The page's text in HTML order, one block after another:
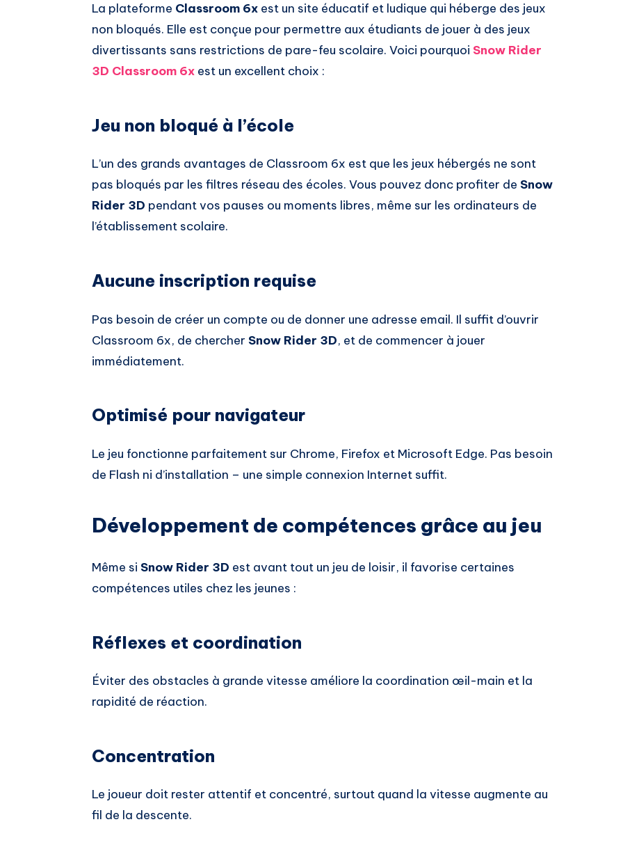
La plateforme Classroom 6x est un site éducatif et ludique qui héberge des jeux
non bloqués. Elle est conçue pour permettre aux étudiants de jouer à des jeux
divertissants sans restrictions de pare-feu scolaire. Voici pourquoi Snow Rider
3D Classroom 6x est un excellent choix :
Jeu non bloqué à l’école
L’un des grands avantages de Classroom 6x est que les jeux hébergés ne sont
pas bloqués par les filtres réseau des écoles. Vous pouvez donc profiter de Snow
Rider 3D pendant vos pauses ou moments libres, même sur les ordinateurs de
l’établissement scolaire.
Aucune inscription requise
Pas besoin de créer un compte ou de donner une adresse email. Il suffit d’ouvrir
Classroom 6x, de chercher Snow Rider 3D, et de commencer à jouer
immédiatement.
Optimisé pour navigateur
Le jeu fonctionne parfaitement sur Chrome, Firefox et Microsoft Edge. Pas besoin
de Flash ni d’installation – une simple connexion Internet suffit.
Développement de compétences grâce au jeu
Même si Snow Rider 3D est avant tout un jeu de loisir, il favorise certaines
compétences utiles chez les jeunes :
Réflexes et coordination
Éviter des obstacles à grande vitesse améliore la coordination œil-main et la
rapidité de réaction.
Concentration
Le joueur doit rester attentif et concentré, surtout quand la vitesse augmente au
fil de la descente.